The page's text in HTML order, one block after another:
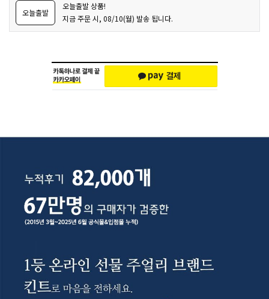
오늘출발
오늘출발 상품!
지금 주문 시, 08/10(월) 발송 됩니다.